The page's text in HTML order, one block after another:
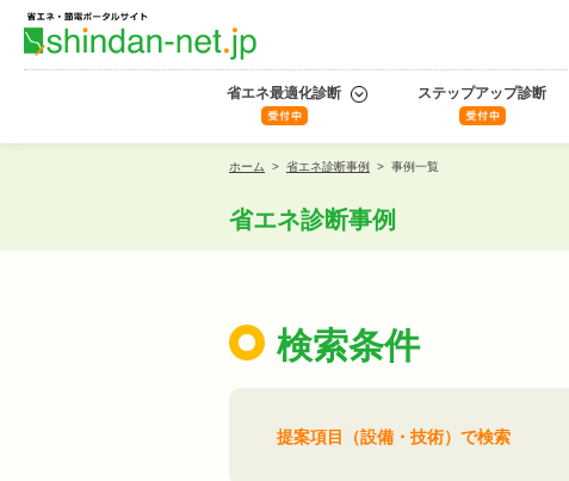
省エネ最適化診断 ステップアップ診断
ホーム > 省エネ診断事例 > 事例一覧
省エネ診断事例
検索条件
提案項目（設備・技術）で検索